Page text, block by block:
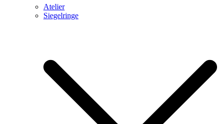
Atelier
Siegelringe